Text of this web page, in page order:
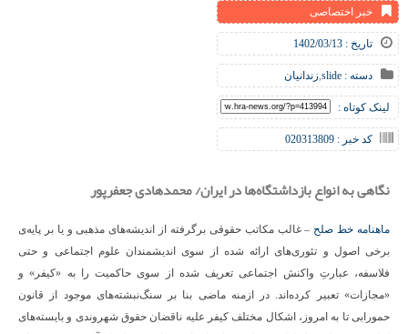
خبر اختصاصی
تاریخ : 1402/03/13
دسته : slide
,زندانیان
لینک کوتاه :
کد خبر : 020313809
نگاهی به انواع بازداشتگاه‌ها در ایران/ محمدهادی جعفرپور
ماهنامه خط صلح – غالب مکاتب حقوقی برگرفته از اندیشه‌های مذهبی و یا بر پایه‌ی
برخی اصول و تئوری‌های ارائه شده از سوی اندیشمندان علوم اجتماعی و حتی
فلاسفه، عبارتِ واکنش اجتماعی تعریف شده از سوی حاکمیت را به «کیفر» و
«مجازات» تعبیر کرده‌اند. در ازمنه ماضی بنا بر سنگ‌نبشته‌های موجود از قانون
حمورابی تا به امروز، اشکال مختلف کیفر علیه ناقضان حقوق شهروندی و بایسته‌های